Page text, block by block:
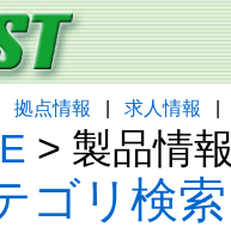
拠点情報 求人情報
> 製品情報
ゴリ検索